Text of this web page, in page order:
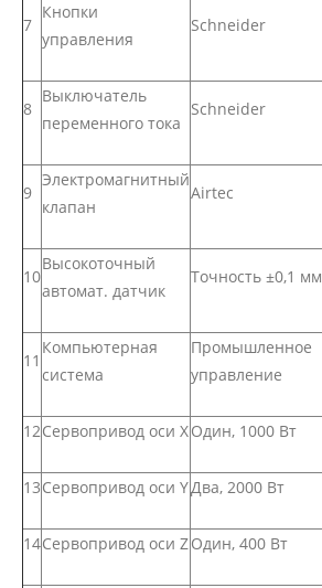
7
Кнопки
управления
Schneider
8
Выключатель
переменного тока
Schneider
9
Электромагнитный
клапан
Airtec
10
Высокоточный
автомат. датчик
Точность ±0,1 мм
11
Компьютерная
система
Промышленное
управление
12Сервопривод оси ХОдин, 1000 Вт
13Сервопривод оси YДва, 2000 Вт
14Сервопривод оси ZОдин, 400 Вт